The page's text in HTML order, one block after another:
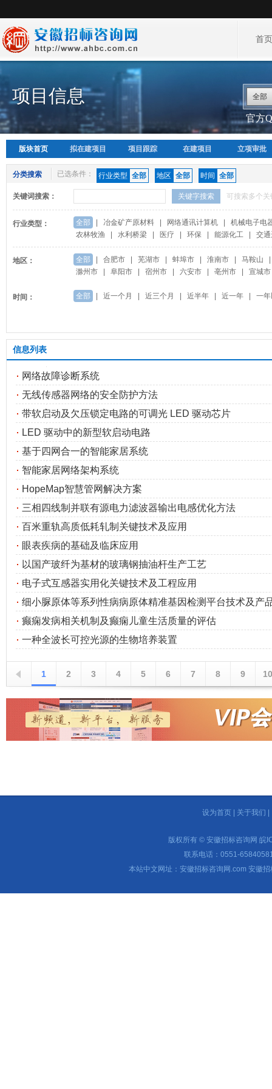
首
项目信息 全部
官方
版块首页 拟在建项目 项目跟踪 在建项目 立项审批
分类搜索 已选条件： 行业类型 全部 地区 全部 时间 全部
关键词搜索： 关键字搜索 可搜索多个
行业类型： 全部 冶金矿产原材料 网络通讯计算机
机械电子电
农林牧渔
水利桥梁 医疗 环保 能源化工 交
地区： 全部 合肥市 芜湖市 蚌埠市 淮南市 马鞍山
滁州市
阜阳市 宿州市 六安市 亳州市 宣城市
时间： 全部 近一个月 近三个月 近半年 近一年 一
信息列表
网络故障诊断系统
无线传感器网络的安全防护方法
带软启动及欠压锁定电路的可调光 LED 驱动芯片
LED 驱动中的新型软启动电路
基于四网合一的智能家居系统
智能家居网络架构系统
HopeMap智慧管网解决方案
三相四线制并联有源电力滤波器输出电感优化方法
百米重轨高质低耗轧制关键技术及应用
眼表疾病的基础及临床应用
以国产玻纤为基材的玻璃钢抽油杆生产工艺
电子式互感器实用化关键技术及工程应用
细小脲原体等系列性病病原体精准基因检测平台技术及产
癫痫发病相关机制及癫痫儿童生活质量的评估
一种全波长可控光源的生物培养装置
1 2 3 4 5 6 7 8 9 10
设为首页 关于我们
版权所有 © 安徽招标咨询网 皖
联系电话：0551-
本站中文网址：安徽招标咨询网.com 安徽